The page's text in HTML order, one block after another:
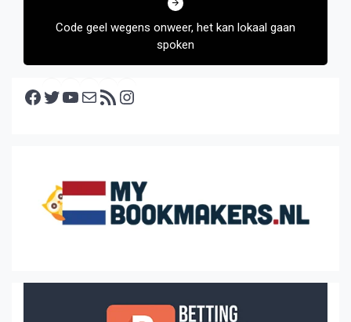
Code geel wegens onweer, het kan lokaal gaan
spoken
Facebook Twitter YouTube E-mail RSS feed